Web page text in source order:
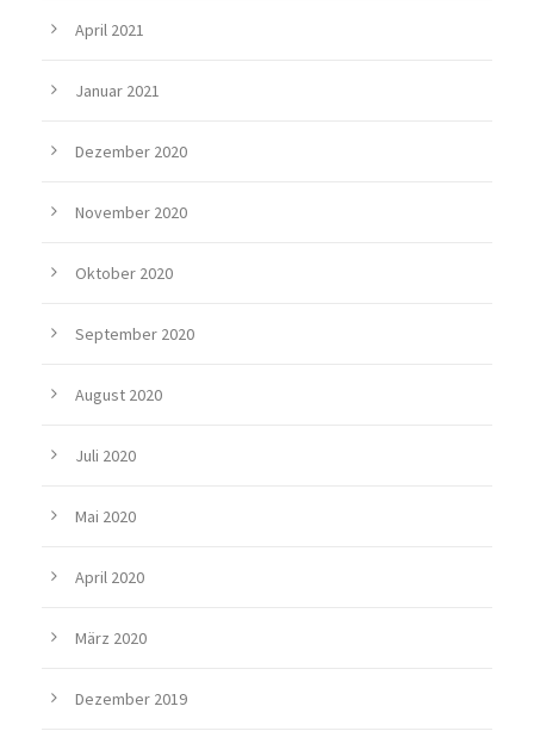
April 2021
Januar 2021
Dezember 2020
November 2020
Oktober 2020
September 2020
August 2020
Juli 2020
Mai 2020
April 2020
März 2020
Dezember 2019